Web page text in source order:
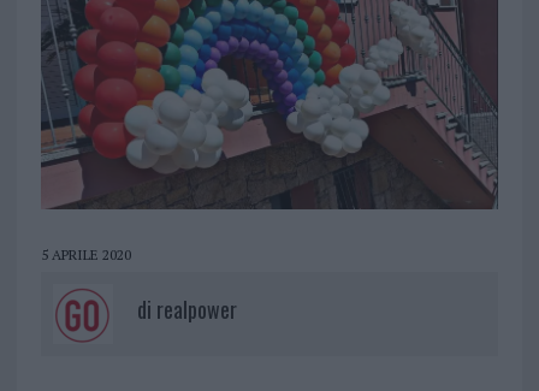
5 APRILE 2020
di realpower